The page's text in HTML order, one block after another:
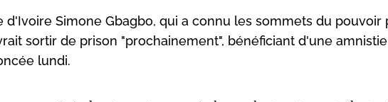
d'Ivoire Simone Gbagbo, qui a connu les sommets du pouvoir
sortir de prison "prochainement", bénéficiant d'une
lundi.